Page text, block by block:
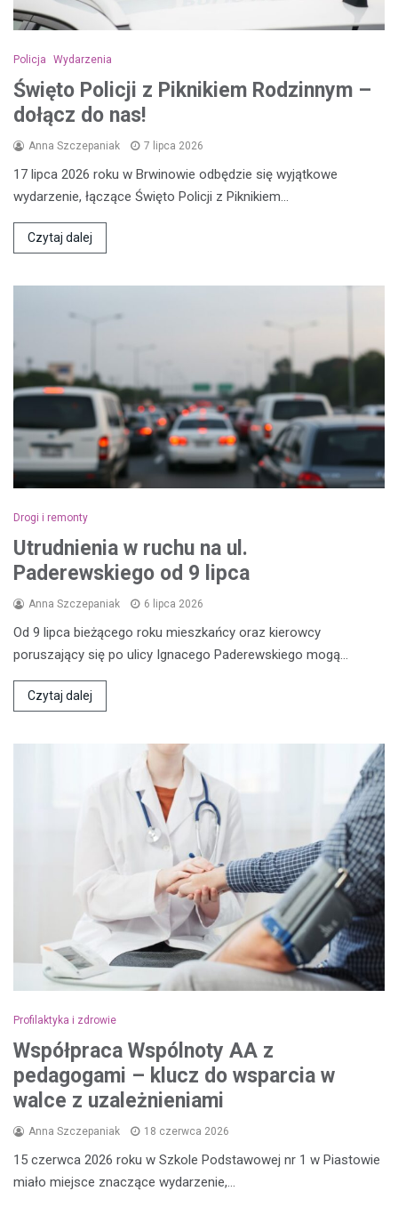
Policja Wydarzenia
Święto Policji z Piknikiem Rodzinnym –
dołącz do nas!
Anna Szczepaniak 7 lipca 2026
17 lipca 2026 roku w Brwinowie odbędzie się wyjątkowe
wydarzenie, łączące Święto Policji z Piknikiem…
Czytaj dalej
Drogi i remonty
Utrudnienia w ruchu na ul.
Paderewskiego od 9 lipca
Anna Szczepaniak 6 lipca 2026
Od 9 lipca bieżącego roku mieszkańcy oraz kierowcy
poruszający się po ulicy Ignacego Paderewskiego mogą…
Czytaj dalej
Profilaktyka i zdrowie
Współpraca Wspólnoty AA z
pedagogami – klucz do wsparcia w
walce z uzależnieniami
Anna Szczepaniak 18 czerwca 2026
15 czerwca 2026 roku w Szkole Podstawowej nr 1 w Piastowie
miało miejsce znaczące wydarzenie,…